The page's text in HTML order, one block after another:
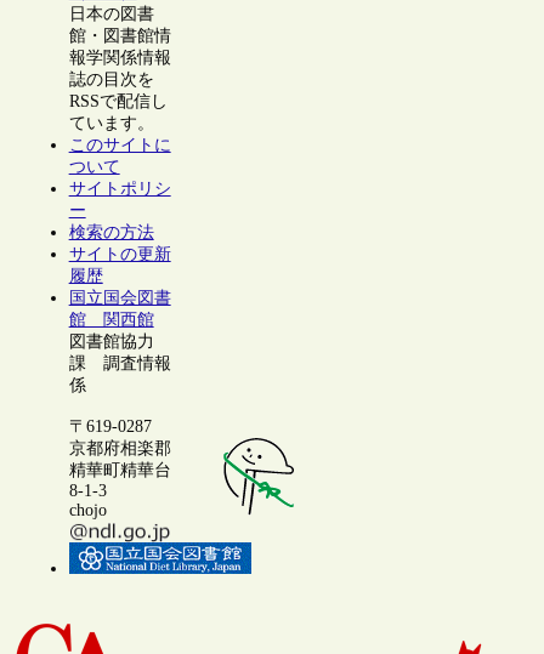
日本の図書
館・図書館情
報学関係情報
誌の目次を
RSSで配信し
ています。
このサイトに
ついて
サイトポリシ
ー
検索の方法
サイトの更新
履歴
国立国会図書
館 関西館
図書館協力
課 調査情報
係
〒619-0287
京都府相楽郡
精華町精華台
8-1-3
chojo